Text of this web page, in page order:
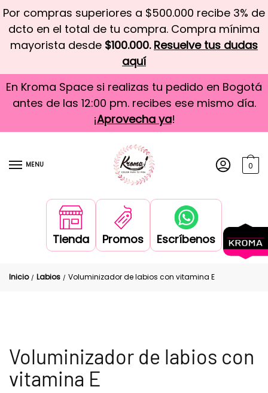
Por compras superiores a $500.000 recibe 3% de
dcto en el total de tu compra. Compra mínima
mayorista desde $100.000. Resuelve tus dudas
aquí
En Kroma Space si realizas tu pedido en Bogotá
antes de las 12:00 pm. recibes ese mismo día.
¡Aprovecha ya!
MENU 0
Tienda Promos Escríbenos
Inicio / Labios / Voluminizador de labios con vitamina E
Voluminizador de labios con
vitamina E